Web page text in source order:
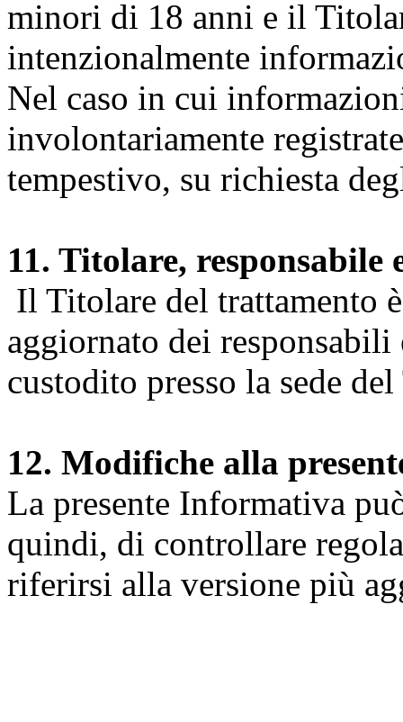
minori di 18 anni e il
intenzionalmente
Nel caso in cui
involontariamente
tempestivo, su richiesta
11. Titolare, responsabile
Il Titolare del trattamento
aggiornato dei
custodito presso la sede
12. Modifiche alla
La presente Informativa
quindi, di controllare
riferirsi alla versione più